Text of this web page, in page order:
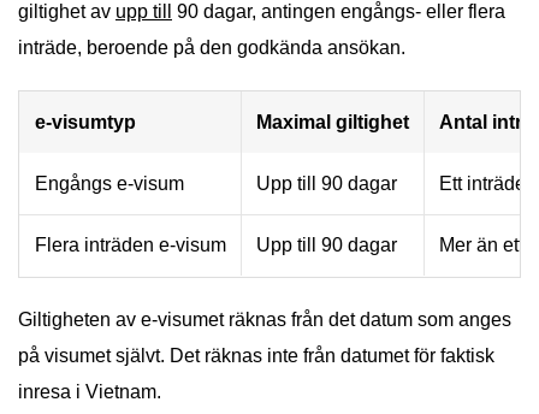
giltighet av upp till
90 dagar, antingen engångs- eller flera
inträde, beroende på den godkända ansökan.
e-visumtyp Maximal giltighet Antal
Engångs e-visum Upp till 90 dagar Ett inträde
Flera inträden e-visum Upp till 90 dagar Mer än ett
Giltigheten av e-visumet räknas från det datum som anges
på visumet självt. Det räknas inte från datumet för faktisk
inresa i Vietnam.